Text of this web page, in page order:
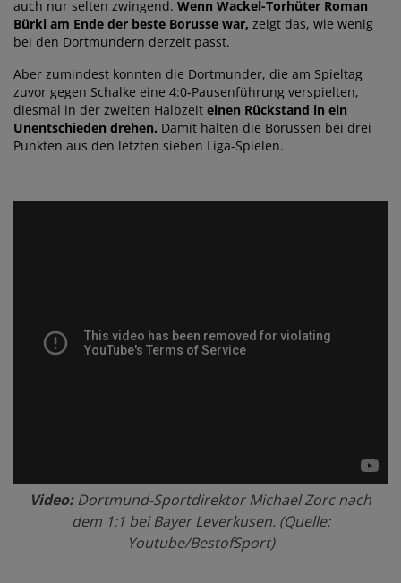
auch nur selten zwingend. Wenn Wackel-Torhüter Roman
Bürki am Ende der beste Borusse war, zeigt das, wie wenig
bei den Dortmundern derzeit passt.
Aber zumindest konnten die Dortmunder, die am Spieltag
zuvor gegen Schalke eine 4:0-Pausenführung verspielten,
diesmal in der zweiten Halbzeit einen Rückstand in ein
Unentschieden drehen. Damit halten die Borussen bei drei
Punkten aus den letzten sieben Liga-Spielen.
Video:Dortmund-Sportdirektor Michael Zorc nach
dem 1:1 bei Bayer Leverkusen. (Quelle:
Youtube/BestofSport)